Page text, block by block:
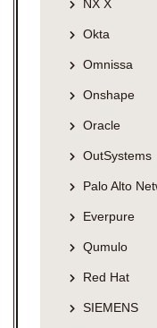
NX X
Okta
Omnissa
Onshape
Oracle
OutSystems
Palo Alto
Everpure
Qumulo
Red Hat
SIEMENS